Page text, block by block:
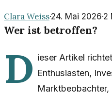
Clara Weiss·24. Mai 2026·2
Wer ist betroffen?
D ieser Artikel
Enthusiasten,
Marktbeobachter,